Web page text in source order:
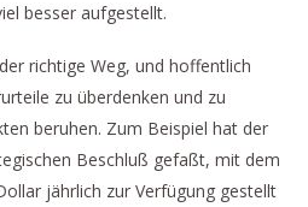
besser aufgestellt.
richtige Weg, und hoffentlich
zu überdenken und zu
beruhen. Zum Beispiel hat der
Beschluß gefaßt, mit dem
jährlich zur Verfügung gestellt